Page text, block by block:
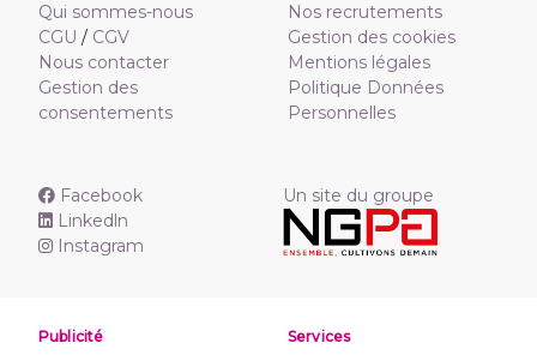
Qui sommes-nous
CGU / CGV
Nous contacter
Gestion des
consentements
Nos recrutements
Gestion des cookies
Mentions légales
Politique Données
Personnelles
Facebook
Linkedln
Instagram
Un site du groupe
Publicité Services